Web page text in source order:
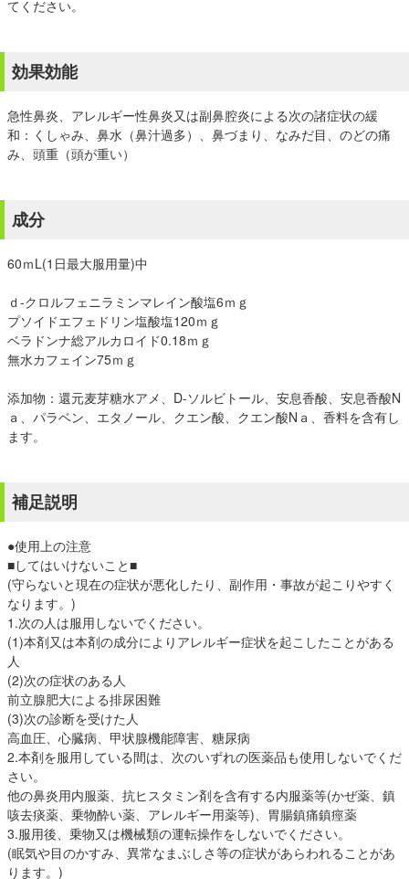
てください。
効果効能
急性鼻炎、アレルギー性鼻炎又は副鼻腔炎による次の諸症状の緩
和：くしゃみ、鼻水（鼻汁過多）、鼻づまり、なみだ目、のどの痛
み、頭重（頭が重い）
成分
60ｍL(1日最大服用量)中
ｄ-クロルフェニラミンマレイン酸塩6ｍｇ
プソイドエフェドリン塩酸塩120ｍｇ
ベラドンナ総アルカロイド0.18ｍｇ
無水カフェイン75ｍｇ
添加物：還元麦芽糖水アメ、D-ソルビトール、安息香酸、安息香酸N
ａ、パラベン、エタノール、クエン酸、クエン酸Nａ、香料を含有し
ます。
補足説明
●使用上の注意
■してはいけないこと■
(守らないと現在の症状が悪化したり、副作用・事故が起こりやすく
なります。)
1.次の人は服用しないでください。
(1)本剤又は本剤の成分によりアレルギー症状を起こしたことがある
人
(2)次の症状のある人
前立腺肥大による排尿困難
(3)次の診断を受けた人
高血圧、心臓病、甲状腺機能障害、糖尿病
2.本剤を服用している間は、次のいずれの医薬品も使用しないでくだ
さい。
他の鼻炎用内服薬、抗ヒスタミン剤を含有する内服薬等(かぜ薬、鎮
咳去痰薬、乗物酔い薬、アレルギー用薬等)、胃腸鎮痛鎮痙薬
3.服用後、乗物又は機械類の運転操作をしないでください。
(眠気や目のかすみ、異常なまぶしさ等の症状があらわれることがあ
ります。)